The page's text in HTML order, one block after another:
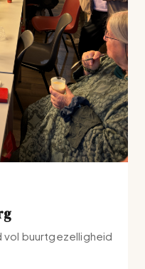
vol buurtgezelligheid